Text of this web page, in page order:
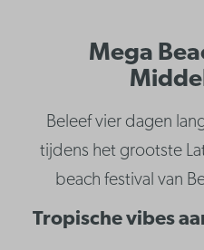
Mega
Beleef vier dagen
tijdens het grootste
beach festival van
Tropische vibes